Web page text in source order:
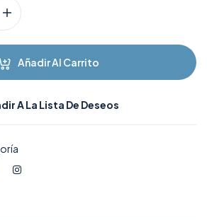
Añadir Al Carrito
A La Lista De Deseos